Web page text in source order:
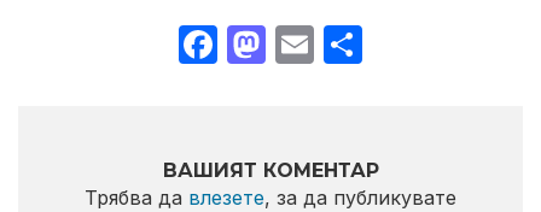
Facebook
Mastodon
Email
ВАШИЯТ КОМЕНТАР
Трябва да влезете, за да публикувате